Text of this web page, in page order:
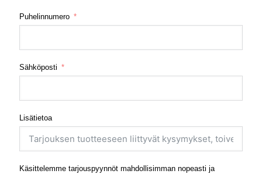
Puhelinnumero
Sähköposti
Lisätietoa
Käsittelemme tarjouspyynnöt mahdollisimman nopeasti ja